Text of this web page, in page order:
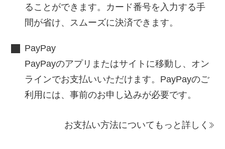
ることができます。カード番号を入力する手
間が省け、スムーズに決済できます。
PayPay
PayPayのアプリまたはサイトに移動し、オン
ラインでお支払いいただけます。PayPayのご
利用には、事前のお申し込みが必要です。
お支払い方法についてもっと詳しく